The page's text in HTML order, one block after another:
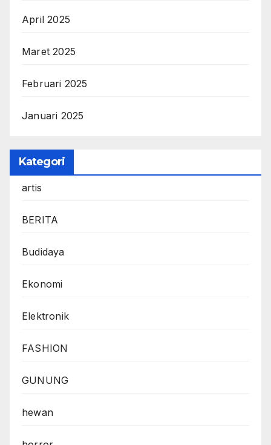
April 2025
Maret 2025
Februari 2025
Januari 2025
Kategori
artis
BERITA
Budidaya
Ekonomi
Elektronik
FASHION
GUNUNG
hewan